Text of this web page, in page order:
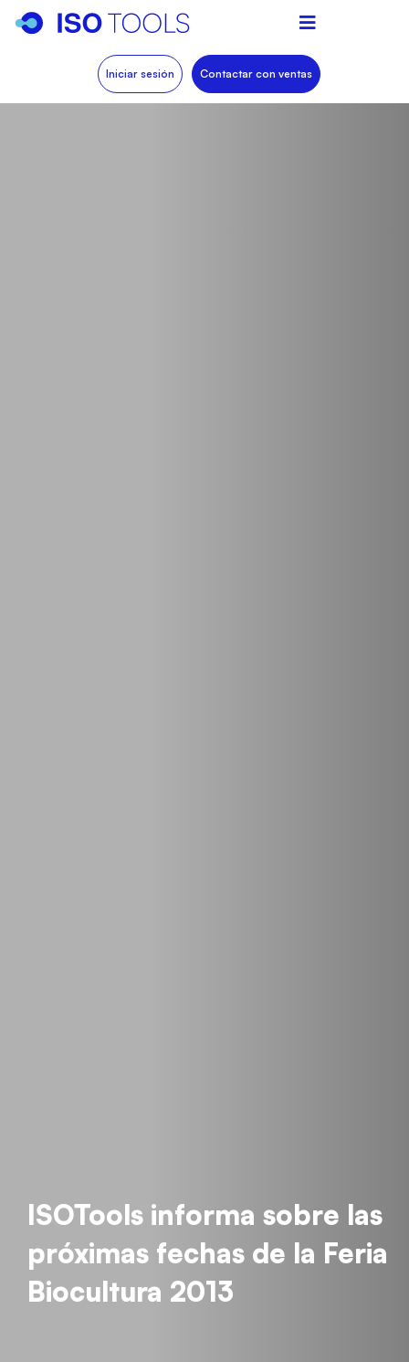
Iniciar sesión Contactar con ventas
ISOTools informa sobre las
próximas fechas de la Feria
Biocultura 2013